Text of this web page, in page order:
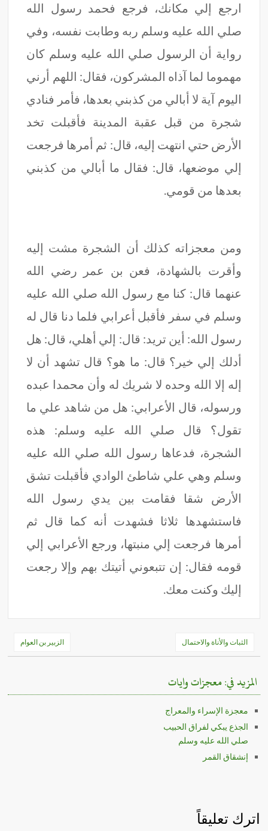
ارجع إلي مكانك، فرجع فحمد رسول الله
صلي الله عليه وسلم ربه وطابت نفسه، وفي
رواية أن الرسول صلي الله عليه وسلم كان
مهموما لما آذاه المشركون، فقال: اللهم أرني
اليوم آية لا أبالي من كذبني بعدها، فأمر فنادي
شجرة من قبل عقبة المدينة فأقبلت تخد
الأرض حتي انتهت إليه، قال: ثم أمرها فرجعت
إلي موضعها، قال: فقال ما أبالي من كذبني
بعدها من قومي.
ومن معجزاته كذلك أن الشجرة مشت إليه
وأقرت بالشهادة، فعن بن عمر رضي الله
عنهما قال: كنا مع رسول الله صلي الله عليه
وسلم في سفر فأقبل أعرابي فلما دنا قال له
رسول الله: أين تريد: قال: إلي أهلي، قال: هل
أدلك إلي خير؟ قال: ما هو؟ قال تشهد أن لا
إله إلا الله وحده لا شريك له وأن محمدا عبده
ورسوله، قال الأعرابي: هل من شاهد علي ما
تقول؟ قال صلي الله عليه وسلم: هذه
الشجرة، فدعاها رسول الله صلي الله عليه
وسلم وهي علي شاطئ الوادي فأقبلت تشق
الأرض شقا فقامت بين يدي رسول الله
فاستشهدها ثلاثا فشهدت أنه كما قال ثم
أمرها فرجعت إلي منبتها، ورجع الأعرابي إلي
قومه فقال: إن تتبعوني أتيتك بهم وإلا رجعت
إليك وكنت معك.
تصفّح
المقالات
الثبات والأناة والاحتمال الزبير بن العوام
المزيد في: معجزات وايات
معجزة الإسراء والمعراج
الجذع يبكي لفراق الحبيب
صلي الله عليه وسلم
إنشقاق القمر
اترك تعليقاً